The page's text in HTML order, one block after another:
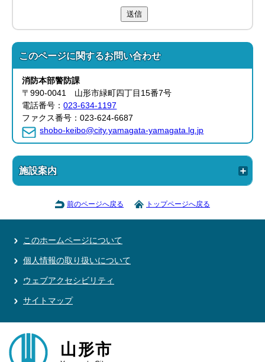
送信
このページに関するお問い合わせ
消防本部警防課
〒990-0041 山形市緑町四丁目15番7号
電話番号：023-634-1197
ファクス番号：023-624-6687
shobo-keibo@city.yamagata-yamagata.lg.jp
施設案内
前のページへ戻る トップページへ戻る
このホームページについて
個人情報の取り扱いについて
ウェブアクセシビリティ
サイトマップ
山形市